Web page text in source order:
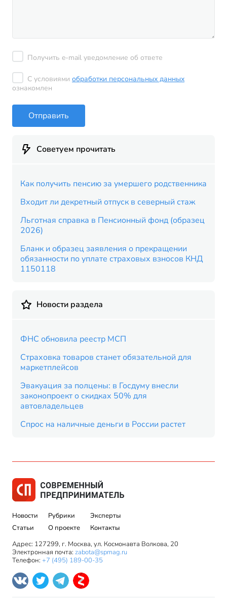
Получить e-mail уведомление об ответе
С условиями обработки персональных данных
ознакомлен
Отправить
Советуем прочитать
Как получить пенсию за умершего родственника
Входит ли декретный отпуск в северный стаж
Льготная справка в Пенсионный фонд (образец
2026)
Бланк и образец заявления о прекращении
обязанности по уплате страховых взносов КНД
1150118
Новости раздела
ФНС обновила реестр МСП
Страховка товаров станет обязательной для
маркетплейсов
Эвакуация за полцены: в Госдуму внесли
законопроект о скидках 50% для
автовладельцев
Спрос на наличные деньги в России растет
Новости
Статьи
Рубрики
О проекте
Эксперты
Контакты
Адрес: 127299, г. Москва, ул. Космонавта Волкова, 20
Электронная почта: zabota@spmag.ru
Телефон: +7 (495) 189-00-35